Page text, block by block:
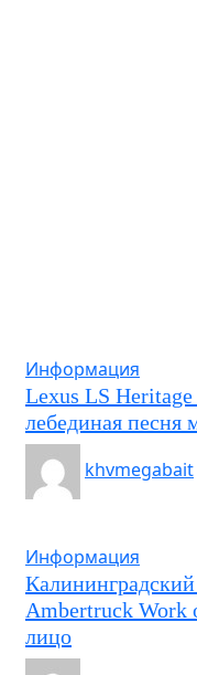
Информация
Lexus LS
лебединая песня
khvmegabait
Информация
Ambertruck Work
лицо